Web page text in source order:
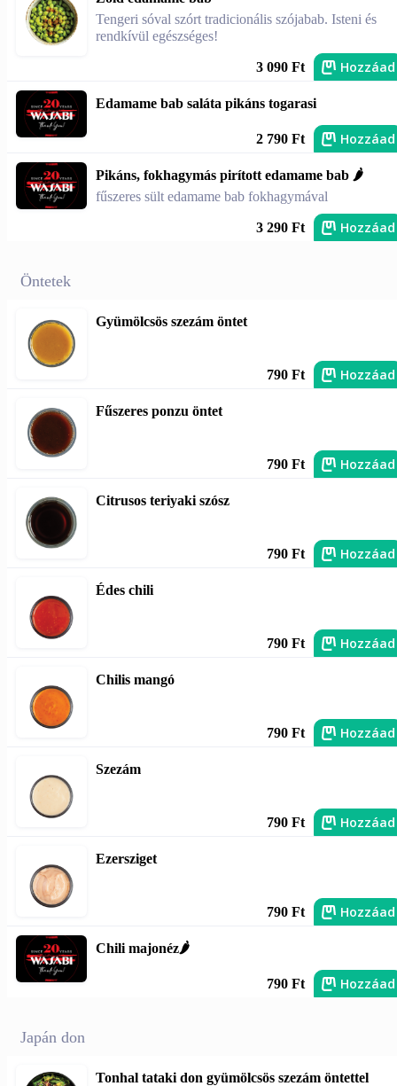
Tengeri sóval szórt tradicionális szójabab. Isteni és
rendkívül egészséges!
3 090 Ft Hozzáad
Edamame bab saláta pikáns togarasi
2 790 Ft Hozzáad
Pikáns, fokhagymás pirított edamame bab 🌶️
fűszeres sült edamame bab fokhagymával
3 290 Ft Hozzáad
Öntetek
Gyümölcsös szezám öntet
790 Ft Hozzáad
Fűszeres ponzu öntet
790 Ft Hozzáad
Citrusos teriyaki szósz
790 Ft Hozzáad
Édes chili
790 Ft Hozzáad
Chilis mangó
790 Ft Hozzáad
Szezám
790 Ft Hozzáad
Ezersziget
790 Ft Hozzáad
Chili majonéz🌶️
790 Ft Hozzáad
Japán don
Tonhal tataki don gyümölcsös szezám öntettel